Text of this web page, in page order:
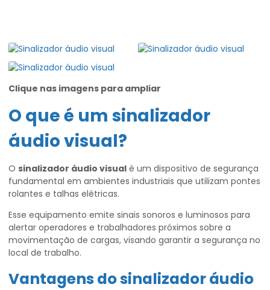
Clique nas imagens para ampliar
O que é um sinalizador
áudio visual?
O sinalizador áudio visual é um dispositivo de segurança
fundamental em ambientes industriais que utilizam pontes
rolantes e talhas elétricas.
Esse equipamento emite sinais sonoros e luminosos para
alertar operadores e trabalhadores próximos sobre a
movimentação de cargas, visando garantir a segurança no
local de trabalho.
Vantagens dosinalizador áudio